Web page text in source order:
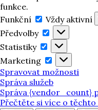
funkce.
Funkční
Funkční
Vždy aktivní
Předvolby
Předvolby
Statistiky
Statistiky
Marketing
Marketing
Spravovat možnosti
Správa služeb
Správa {vendor_count}
Přečtěte si více o těchto